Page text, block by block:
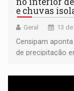
e chuvas
Geral 13
Censipam
de precipitação